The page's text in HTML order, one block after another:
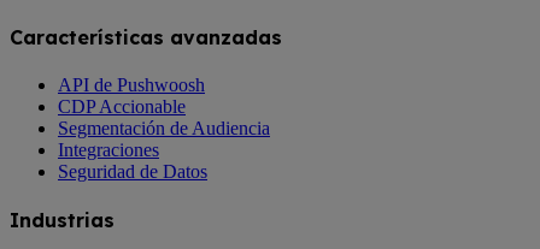
Características avanzadas
API de Pushwoosh
CDP Accionable
Segmentación de Audiencia
Integraciones
Seguridad de Datos
Industrias